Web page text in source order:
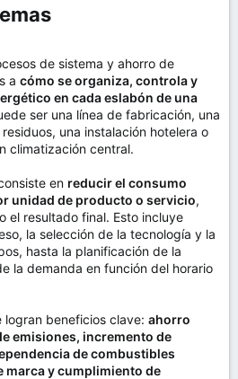
de sistema y ahorro de
a cómo se organiza, controla y
en cada eslabón de una
ser una línea de fabricación, una
una instalación hotelera o
climatización central.
en reducir el consumo
unidad de producto o servicio,
el resultado final. Esto incluye
la selección de la tecnología y la
hasta la planificación de la
la demanda en función del horario
logran beneficios clave: ahorro
emisiones, incremento de
de combustibles
marca y cumplimiento de